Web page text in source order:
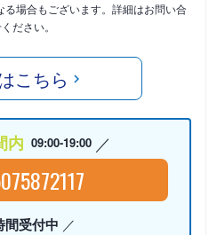
場合もございます。詳細はお問い合
ださい。
こちら
内 09:00-19:00
間受付中